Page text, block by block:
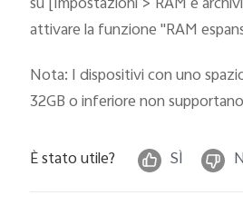
attivare la funzione "RAM
Nota: I dispositivi con uno
32GB o inferiore non
È stato utile? SÌ